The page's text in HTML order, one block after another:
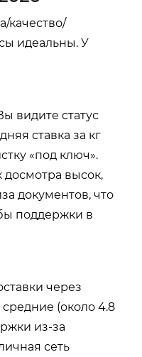
качество/
идеальны. У
видите статус
ставка за кг
«под ключ».
досмотра высок,
документов, что
поддержки в
через
(около 4.8
из-за
сеть